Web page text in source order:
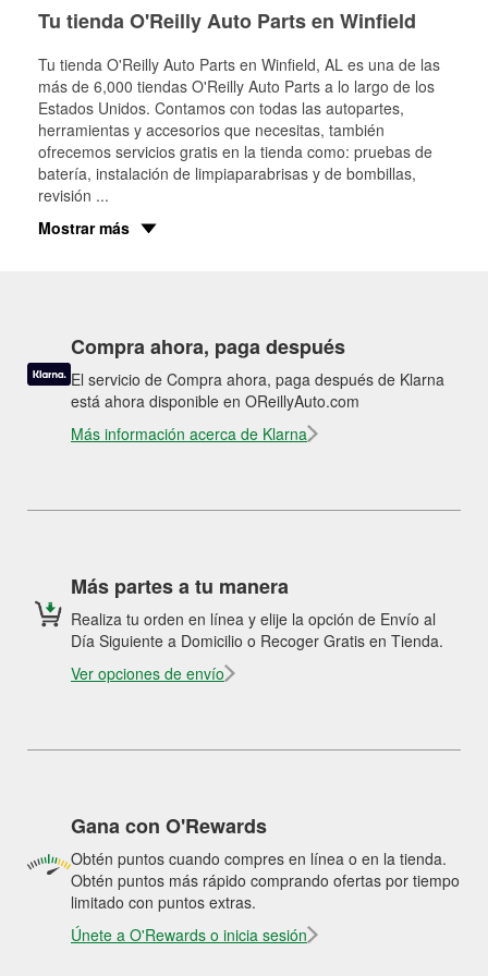
Tu tienda O'Reilly Auto Parts en Winfield
Tu tienda O'Reilly Auto Parts en Winfield, AL es una de las
más de 6,000 tiendas O'Reilly Auto Parts a lo largo de los
Estados Unidos. Contamos con todas las autopartes,
herramientas y accesorios que necesitas, también
ofrecemos servicios gratis en la tienda como: pruebas de
batería, instalación de limpiaparabrisas y de bombillas,
revisión ...
Mostrar más
Compra ahora, paga después
El servicio de Compra ahora, paga después de Klarna
está ahora disponible en OReillyAuto.com
Más información acerca de Klarna
Más partes a tu manera
Realiza tu orden en línea y elije la opción de Envío al
Día Siguiente a Domicilio o Recoger Gratis en Tienda.
Ver opciones de envío
Gana con O'Rewards
Obtén puntos cuando compres en línea o en la tienda.
Obtén puntos más rápido comprando ofertas por tiempo
limitado con puntos extras.
Únete a O'Rewards o inicia sesión